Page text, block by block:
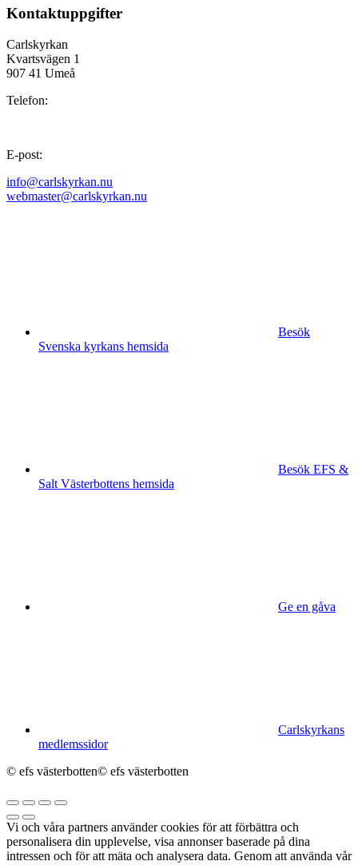
Kontaktuppgifter
Carlskyrkan
Kvartsvägen 1
907 41 Umeå
Telefon:
E-post:
info@carlskyrkan.nu
webmaster@carlskyrkan.nu
Besök
Svenska kyrkans hemsida
Besök EFS &
Salt Västerbottens hemsida
Ge en gåva
Carlskyrkans
medlemssidor
© efs västerbotten© efs västerbotten
Vi och våra partners använder cookies för att förbättra och
personalisera din upplevelse, visa annonser baserade på dina
intressen och för att mäta och analysera data. Genom att använda vår